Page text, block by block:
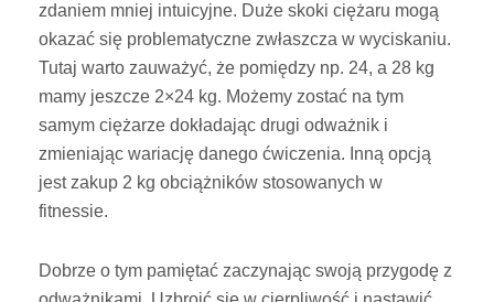
zdaniem mniej intuicyjne. Duże skoki ciężaru mogą
okazać się problematyczne zwłaszcza w wyciskaniu.
Tutaj warto zauważyć, że pomiędzy np. 24, a 28 kg
mamy jeszcze 2×24 kg. Możemy zostać na tym
samym ciężarze dokładając drugi odważnik i
zmieniając wariację danego ćwiczenia. Inną opcją
jest zakup 2 kg obciążników stosowanych w
fitnessie.
Dobrze o tym pamiętać zaczynając swoją przygodę z